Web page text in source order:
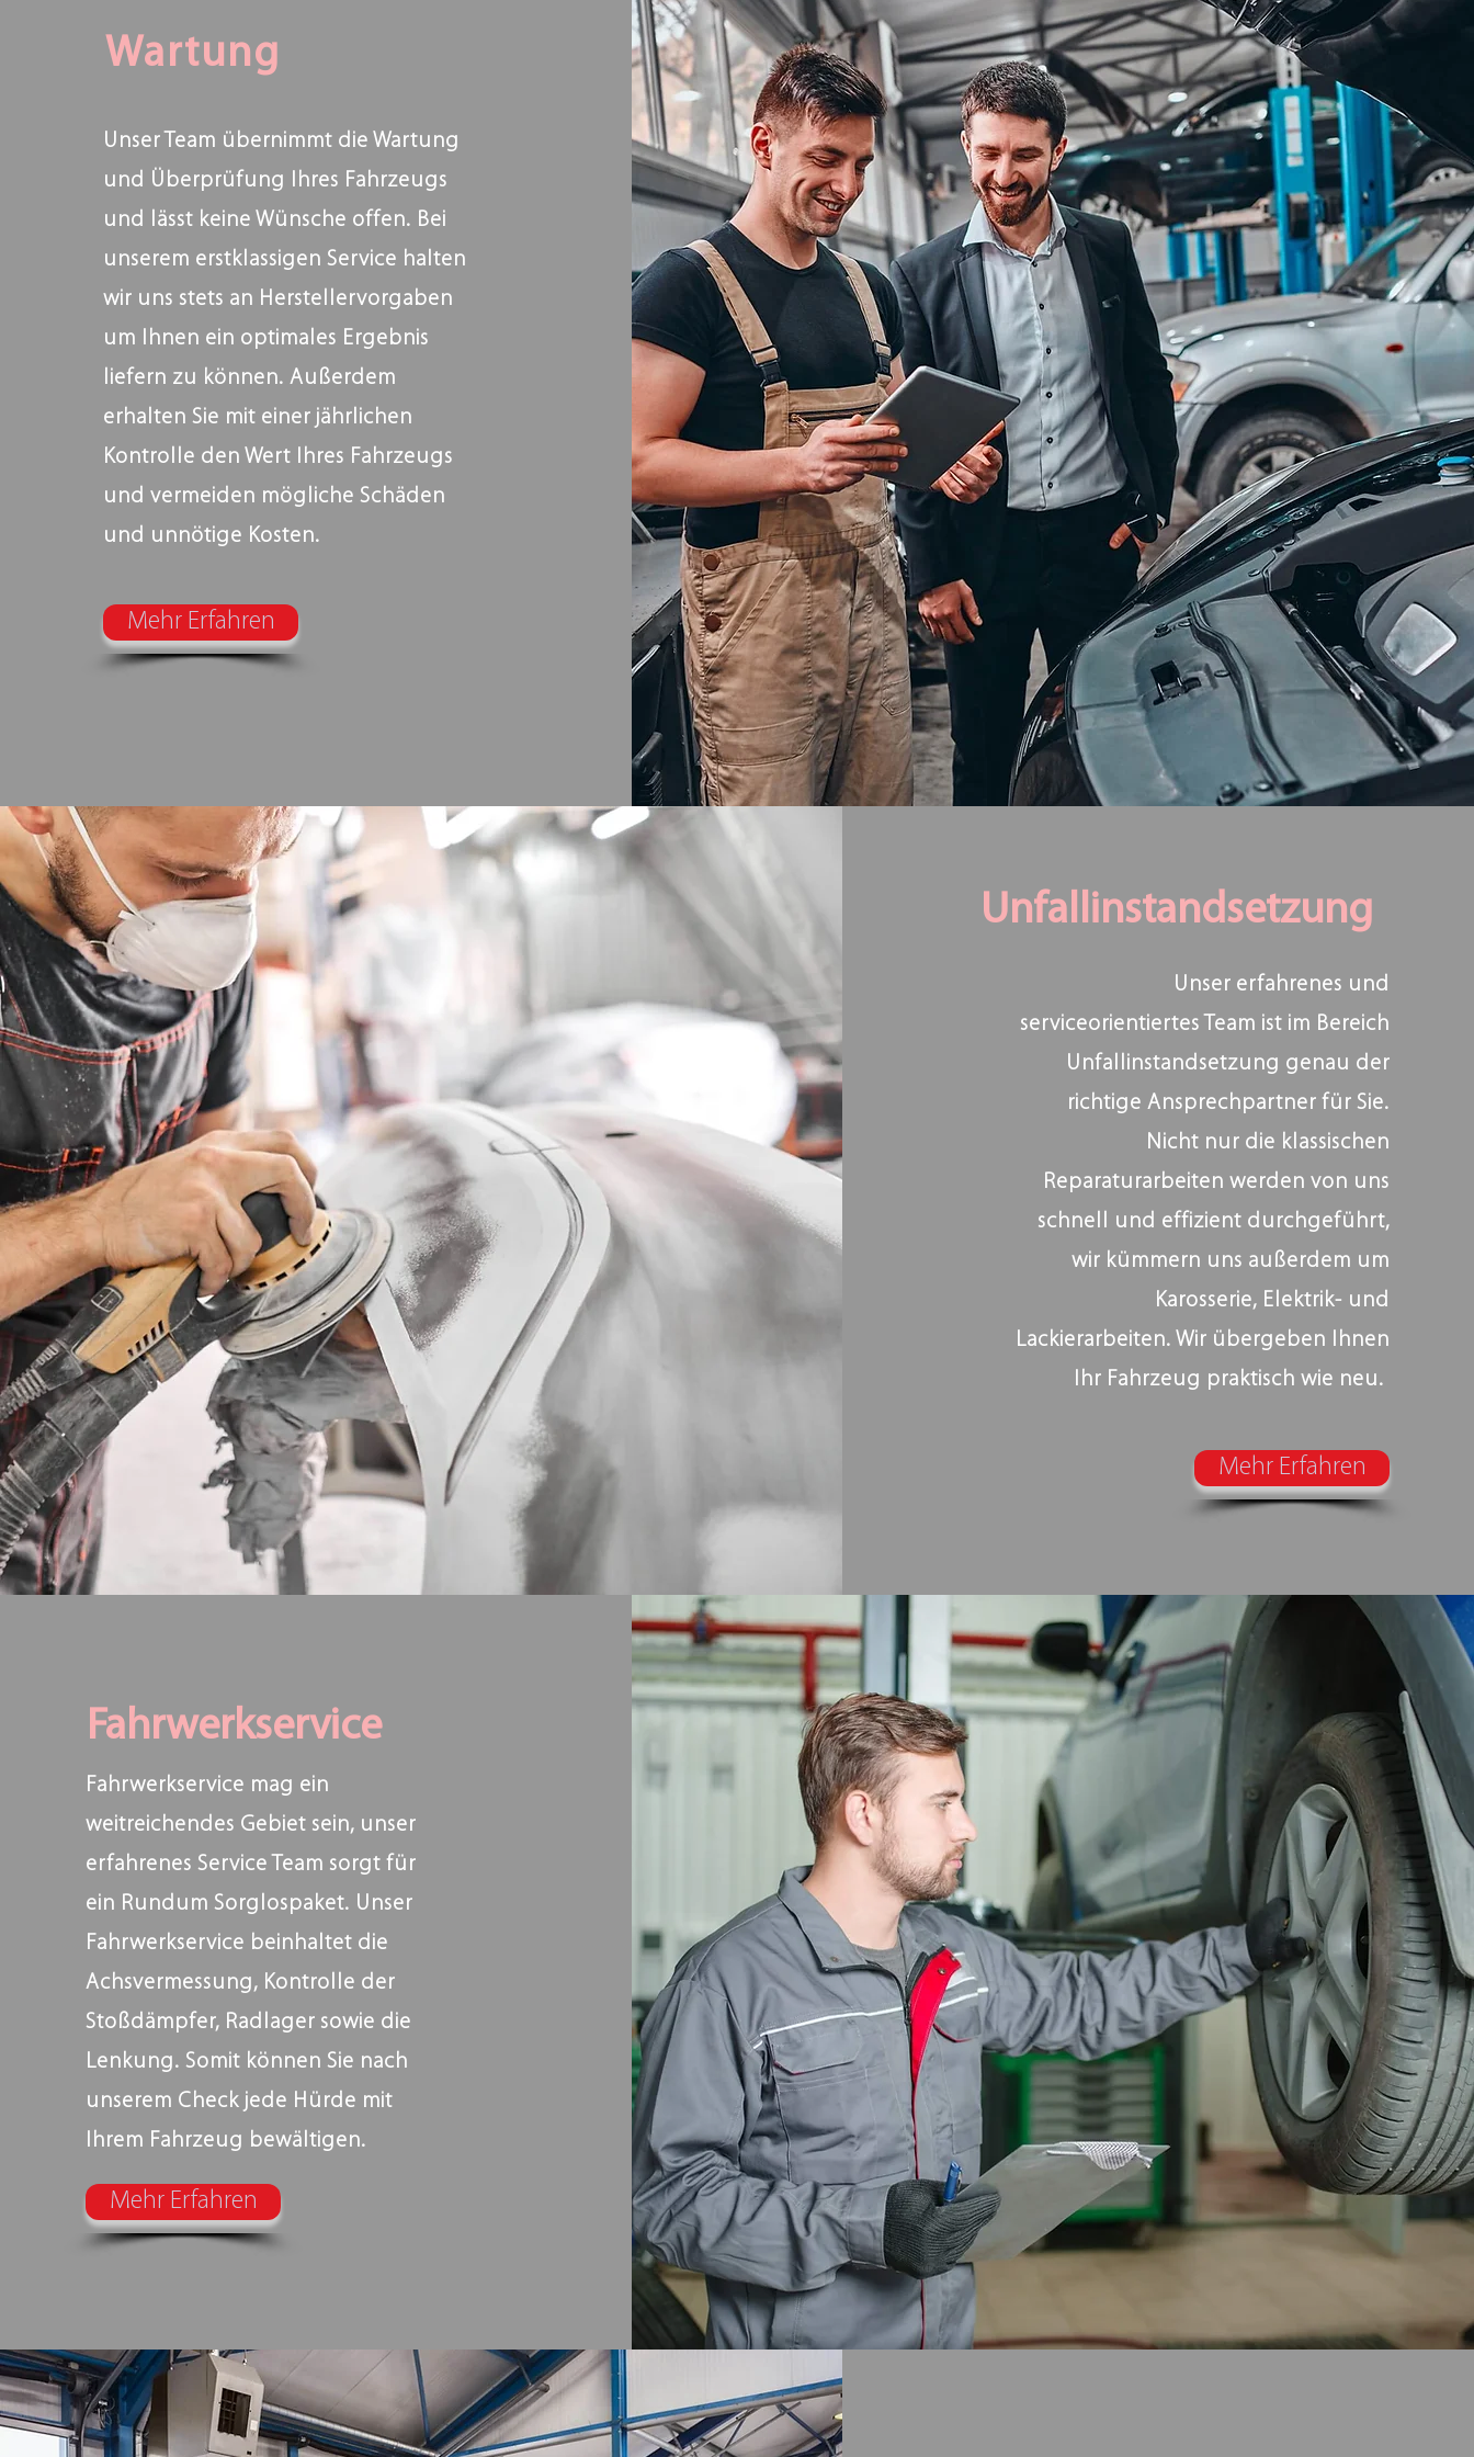
Wartung
Unser Team übernimmt die Wartung
und Überprüfung Ihres Fahrzeugs
und lässt keine Wünsche offen. Bei
unserem erstklassigen Service halten
wir uns stets an Herstellervorgaben
um Ihnen ein optimales Ergebnis
liefern zu können. Außerdem
erhalten Sie mit einer jährlichen
Kontrolle den Wert Ihres Fahrzeugs
und vermeiden mögliche Schäden
und unnötige Kosten.
Mehr Erfahren
Unfallinstandsetzung
Unser erfahrenes und
serviceorientiertes Team ist im Bereich
Unfallinstandsetzung genau der
richtige Ansprechpartner für Sie.
Nicht nur die klassischen
Reparaturarbeiten werden von uns
schnell und effizient durchgeführt,
wir kümmern uns außerdem um
Karosserie, Elektrik- und
Lackierarbeiten. Wir übergeben Ihnen
Ihr Fahrzeug praktisch wie neu.
Mehr Erfahren
Fahrwerkservice
Fahrwerkservice mag ein
weitreichendes Gebiet sein, unser
erfahrenes Service Team sorgt für
ein Rundum Sorglospaket. Unser
Fahrwerkservice beinhaltet die
Achsvermessung, Kontrolle der
Stoßdämpfer, Radlager sowie die
Lenkung. Somit können Sie nach
unserem Check jede Hürde mit
Ihrem Fahrzeug bewältigen.
Mehr Erfahren